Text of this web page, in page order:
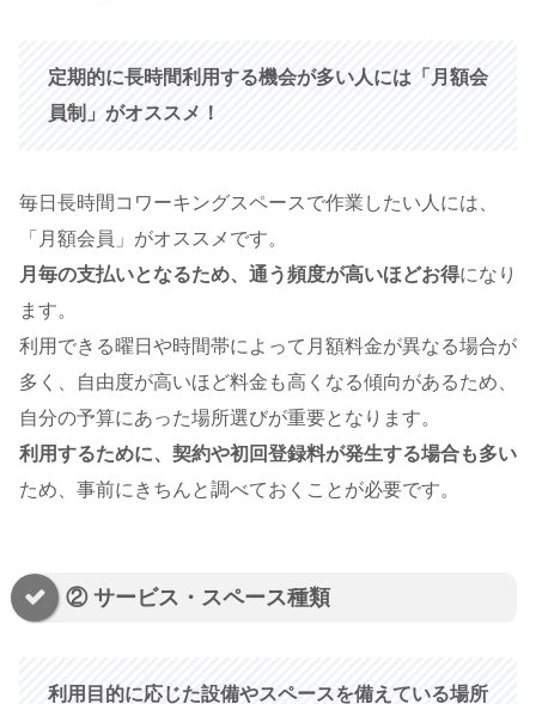
定期的に長時間利用する機会が多い人には「月額会
員制」がオススメ！
毎日長時間コワーキングスペースで作業したい人には、
「月額会員」がオススメです。
月毎の支払いとなるため、通う頻度が高いほどお得になり
ます。
利用できる曜日や時間帯によって月額料金が異なる場合が
多く、自由度が高いほど料金も高くなる傾向があるため、
自分の予算にあった場所選びが重要となります。
利用するために、契約や初回登録料が発生する場合も多い
ため、事前にきちんと調べておくことが必要です。
② サービス・スペース種類
利用目的に応じた設備やスペースを備えている場所